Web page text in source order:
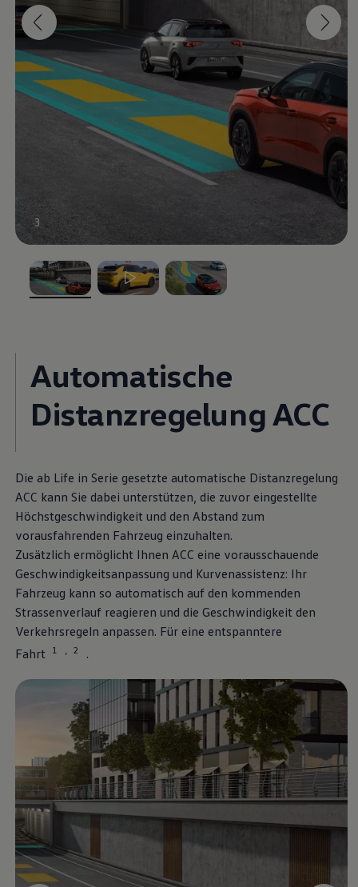
, 1 von 3
3
Automatische
Distanzregelung ACC
Die ab Life in Serie gesetzte automatische Distanzregelung
ACC kann Sie dabei unterstützen, die zuvor eingestellte
Höchstgeschwindigkeit und den Abstand zum
vorausfahrenden Fahrzeug einzuhalten.
Zusätzlich ermöglicht Ihnen ACC eine vorausschauende
Geschwindigkeitsanpassung und Kurvenassistenz: Ihr
Fahrzeug kann so automatisch auf den kommenden
Strassenverlauf reagieren und die Geschwindigkeit den
Verkehrsregeln anpassen. Für eine entspanntere
Fahrt
1 , 2 .